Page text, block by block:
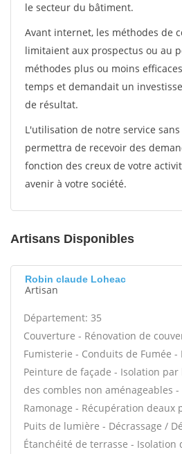
le secteur du bâtiment.
Avant internet, les méthodes de
limitaient aux prospectus ou au
méthodes plus ou moins
temps et demandait un
de résultat.
L'utilisation de notre service
permettra de recevoir des
fonction des creux de votre
avenir à votre société.
Artisans Disponibles
Robin claude Loheac
Artisan
Département: 35
Couverture - Rénovation de
Fumisterie - Conduits de Fumée -
Peinture de façade - Isolation
des combles non aménageables -
Ramonage - Récupération
Puits de lumière - Décrassage /
Étanchéité de terrasse - Isolation